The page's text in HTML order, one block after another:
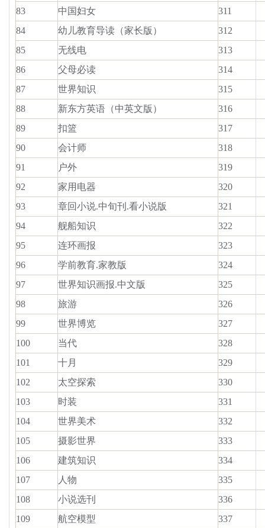
83 中国妇女
311
84
幼儿教育导读（家长版）
312
85
无线电
313
86
父母必读
314
87
世界知识
315
88
新东方英语（中英文版）
316
89
扣篮
317
90
会计师
318
91
户外
319
92
家用电器
320
93
章回小说.中旬刊.看小说版
321
94
舰船知识
322
95
连环画报
323
96
学前教育.家教版
324
97
世界知识画报.中文版
325
98
旅游
326
99
世界博览
327
100
当代
328
101
十月
329
102
太空探索
330
103
时装
331
104
世界美术
332
105
摄影世界
333
106
建筑知识
334
107
人物
335
108
小说选刊
336
109
航空模型
337